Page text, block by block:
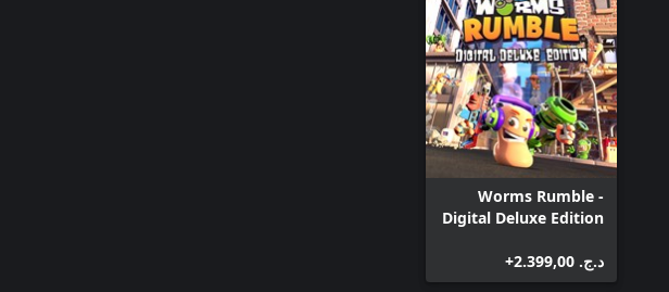
Worms Rumble -
Digital Deluxe Edition
د.ج.‏ 2.399,00+